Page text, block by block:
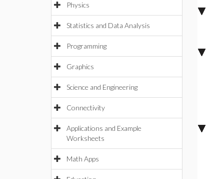
Physics
Statistics and Data Analysis
Programming
Graphics
Science and Engineering
Connectivity
Applications and Example
Worksheets
Math Apps